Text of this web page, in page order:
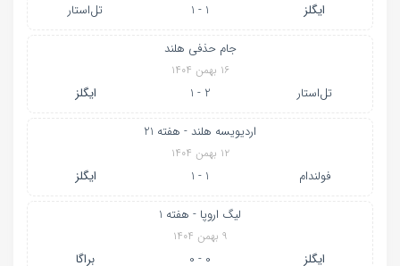
ایگلز 1 - 1 تل‌استار
جام حذفی هلند
۱۶ بهمن ۱۴۰۴
تل‌استار 2 - 1 ایگلز
اردیویسه هلند - هفته 21
۱۲ بهمن ۱۴۰۴
فولندام 1 - 1 ایگلز
لیگ اروپا - هفته 1
۹ بهمن ۱۴۰۴
ایگلز 0 - 0 براگا